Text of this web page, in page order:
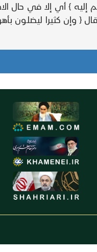
} أي إلا في حال
{ وإن كثيرا ليضلون